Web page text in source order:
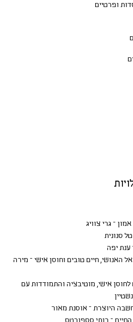
ופרטיים
– גרי צוויג
סנונית
יפה
האנושי, חיים טובים וחוסן אישי – מירה
אישי, מוטיבציה והתמודדות עם
היוצרת – אוסנת מאור